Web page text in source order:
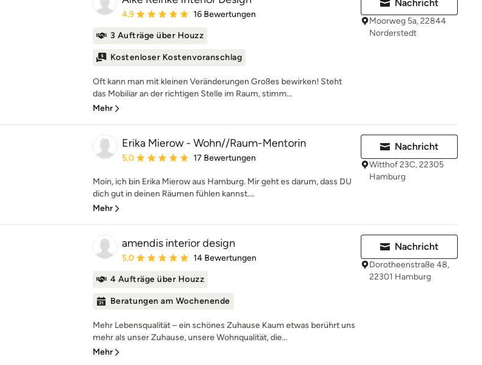
Durchschnittliche Bewertung: 4.9 von 5 Sternen
4,9 16 Bewertungen
3 Aufträge über Houzz
Kostenloser Kostenvoranschlag
Oft kann man mit kleinen Veränderungen Großes bewirken! Steht
das Mobiliar an der richtigen Stelle im Raum, stimm...
Mehr
Nachricht
Moorweg 5a, 22844
Norderstedt
Erika Mierow - Wohn//Raum-Mentorin
Durchschnittliche Bewertung: 5 von 5 Sternen
5,0 17 Bewertungen
Moin, ich bin Erika Mierow aus Hamburg. Mir geht es darum, dass DU
dich gut in deinen Räumen fühlen kannst....
Mehr
Nachricht
Witthof 23C, 22305
Hamburg
amendis interior design
Durchschnittliche Bewertung: 5 von 5 Sternen
5,0 14 Bewertungen
4 Aufträge über Houzz
Beratungen am Wochenende
Mehr Lebensqualität – ein schönes Zuhause Kaum etwas berührt uns
mehr als unser Zuhause, unsere Wohnqualität, die...
Mehr
Nachricht
Dorotheenstraße 48,
22301 Hamburg